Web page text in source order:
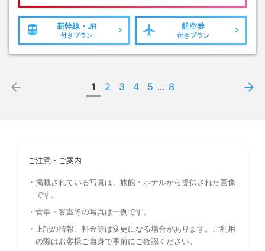
新幹線・JR
付きプラン
航空券
付きプラン
1 2 3 4 5 ... 8
ご注意・ご案内
掲載されている写真は、旅館・ホテルから提供された画像
です。
食事・客室等の写真は一例です。
上記の情報、料金等は変更になる場合があります。ご利用
の際はお客様ご自身で事前にご確認ください。